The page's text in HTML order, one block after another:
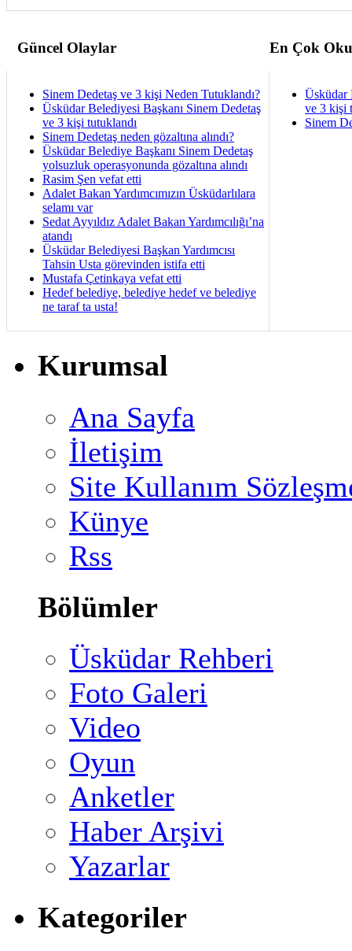
Güncel Olaylar En Çok
Sinem Dedetaş ve 3 kişi Neden Tutuklandı?
Üsküdar Belediyesi Başkanı Sinem Dedetaş
ve 3 kişi tutuklandı
Sinem Dedetaş neden gözaltına alındı?
Üsküdar Belediye Başkanı Sinem Dedetaş
yolsuzluk operasyonunda gözaltına alındı
Rasim Şen vefat etti
Adalet Bakan Yardımcımızın Üsküdarlılara
selamı var
Sedat Ayyıldız Adalet Bakan Yardımcılığı’na
atandı
Üsküdar Belediyesi Başkan Yardımcısı
Tahsin Usta görevinden istifa etti
Mustafa Çetinkaya vefat etti
Hedef belediye, belediye hedef ve belediye
ne taraf ta usta!
Üsküdar
ve 3 kişi
Sinem
Kurumsal
Ana Sayfa
İletişim
Site Kullanım
Künye
Rss
Bölümler
Üsküdar Rehberi
Foto Galeri
Video
Oyun
Anketler
Haber Arşivi
Yazarlar
Kategoriler